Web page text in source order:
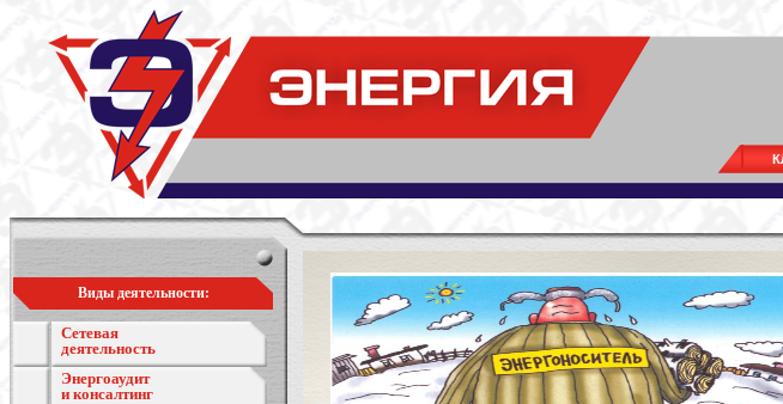
Виды деятельности:
Сетевая
деятельность
Энергоаудит
и консалтинг